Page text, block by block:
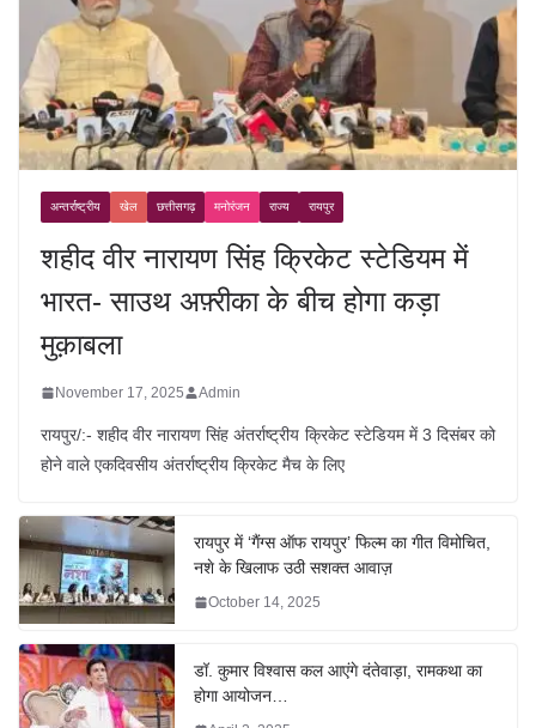
अन्तर्राष्ट्रीय खेल छत्तीसगढ़ मनोरंजन राज्य रायपुर
शहीद वीर नारायण सिंह क्रिकेट स्टेडियम में
भारत- साउथ अफ़्रीका के बीच होगा कड़ा
मुक़ाबला
November 17, 2025 Admin
रायपुर/:- शहीद वीर नारायण सिंह अंतर्राष्ट्रीय क्रिकेट स्टेडियम में 3 दिसंबर को
होने वाले एकदिवसीय अंतर्राष्ट्रीय क्रिकेट मैच के लिए
रायपुर में ‘गैंग्स ऑफ रायपुर’ फिल्म का गीत विमोचित,
नशे के खिलाफ उठी सशक्त आवाज़
October 14, 2025
डॉ. कुमार विश्वास कल आएंगे दंतेवाड़ा, रामकथा का
होगा आयोजन…